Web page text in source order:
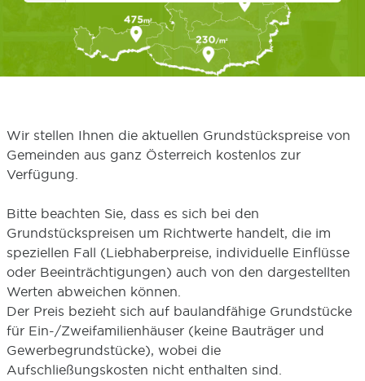
Wir stellen Ihnen die aktuellen Grundstückspreise von
Gemeinden aus ganz Österreich kostenlos zur
Verfügung.
Bitte beachten Sie, dass es sich bei den
Grundstückspreisen um Richtwerte handelt, die im
speziellen Fall (Liebhaberpreise, individuelle Einflüsse
oder Beeinträchtigungen) auch von den dargestellten
Werten abweichen können.
Der Preis bezieht sich auf baulandfähige Grundstücke
für Ein-/Zweifamilienhäuser (keine Bauträger und
Gewerbegrundstücke), wobei die
Aufschließungskosten nicht enthalten sind.